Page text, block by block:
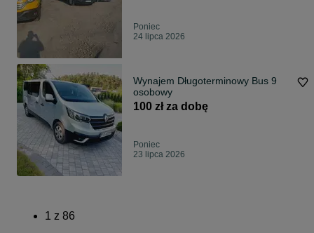
Poniec
24 lipca 2026
Wynajem Długoterminowy Bus 9
osobowy
100 zł za dobę
Poniec
23 lipca 2026
1 z 86